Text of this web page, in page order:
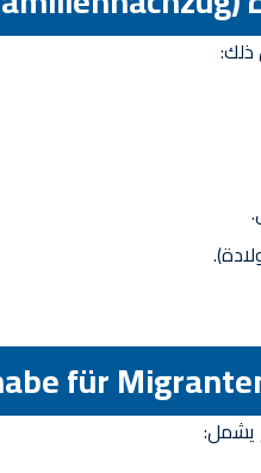
ذلك:
يشمل: